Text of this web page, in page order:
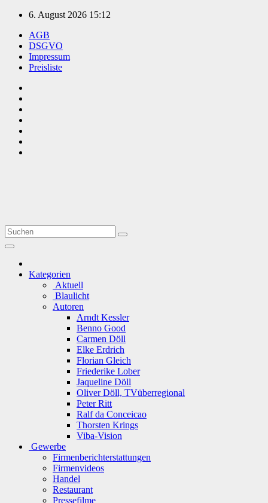
Zum
springen
6. August 2026 15:12
AGB
DSGVO
Impressum
Preisliste
Kategorien
Aktuell
Blaulicht
Autoren
Arndt Kessler
Benno Good
Carmen Döll
Elke Erdrich
Florian Gleich
Friederike Lober
Jaqueline Döll
Oliver Döll, TVüberregional
Peter Ritt
Ralf da Conceicao
Thorsten Krings
Viba-Vision
Gewerbe
Firmenberichterstattungen
Firmenvideos
Handel
Restaurant
Pressefilme